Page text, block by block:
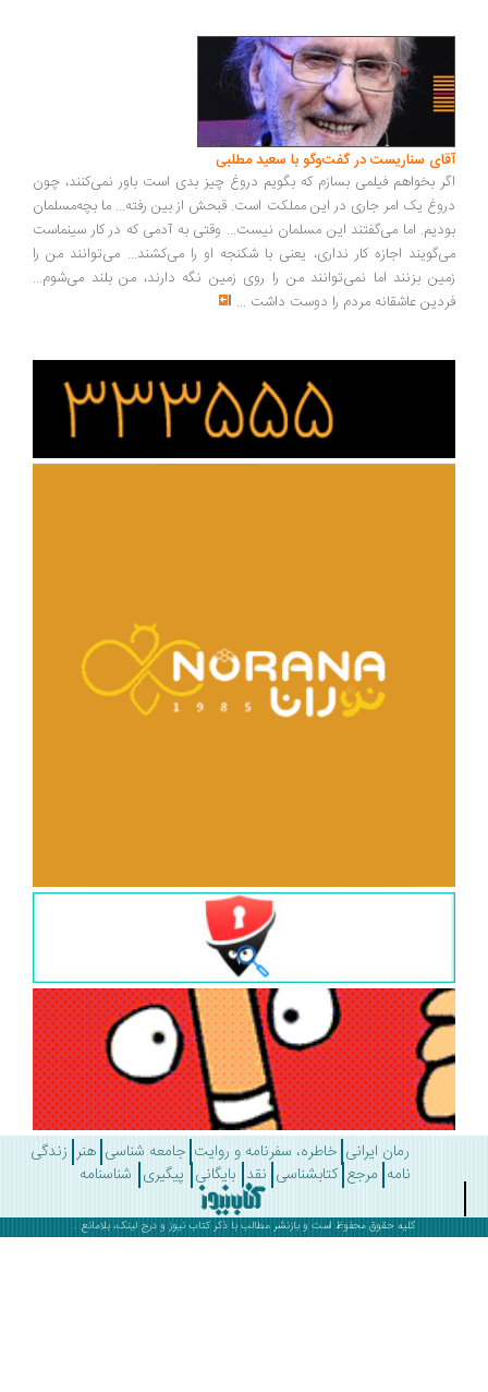
سناریست در گفت‌وگو با سعید مطلبی
بخواهم فیلمی بسازم که بگویم دروغ چیز بدی است باور نمی‌کنند، چون
یک امر جاری در این مملکت است. قبحش از بین رفته... ما بچه‌مسلمان
اما می‌گفتند این مسلمان نیست... وقتی به آدمی که در کار سینماست
اجازه کار نداری، یعنی با شکنجه او را می‌کشند... می‌توانند من را
بزنند اما نمی‌توانند من را روی زمین نگه دارند، من بلند می‌شوم...
عاشقانه مردم را دوست داشت ...
رمان ایرانی خاطره، سفرنامه و روایت جامعه شناسی هنر زندگی
مرجع کتابشناسی نقد بایگانی پیگیری شناسنامه
کلیه حقوق محفوظ است و بازنشر مطالب با ذکرکتاب نیوزو درج لینک، بلامانع .